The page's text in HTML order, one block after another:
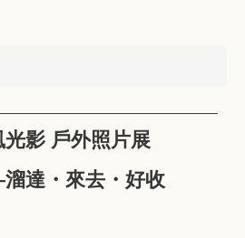
光影 戶外照片展
達・來去・好收